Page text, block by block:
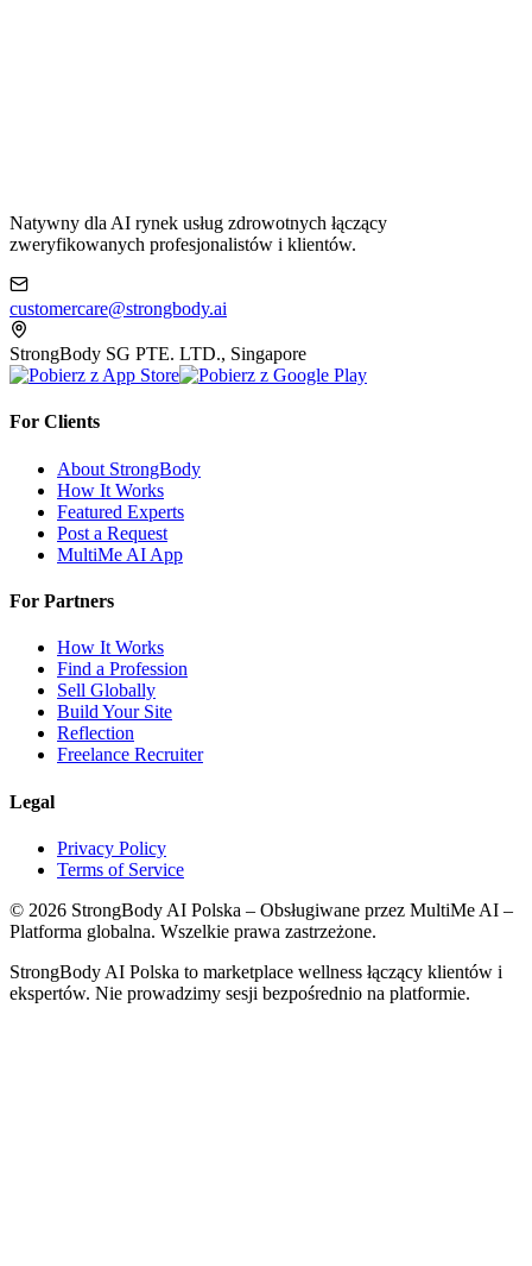
Natywny dla AI rynek usług zdrowotnych łączący
zweryfikowanych profesjonalistów i klientów.
customercare@strongbody.ai
StrongBody SG PTE. LTD., Singapore
For Clients
About StrongBody
How It Works
Featured Experts
Post a Request
MultiMe AI App
For Partners
How It Works
Find a Profession
Sell Globally
Build Your Site
Reflection
Freelance Recruiter
Legal
Privacy Policy
Terms of Service
© 2026 StrongBody AI Polska – Obsługiwane przez MultiMe AI –
Platforma globalna. Wszelkie prawa zastrzeżone.
StrongBody AI Polska to marketplace wellness łączący klientów i
ekspertów. Nie prowadzimy sesji bezpośrednio na platformie.